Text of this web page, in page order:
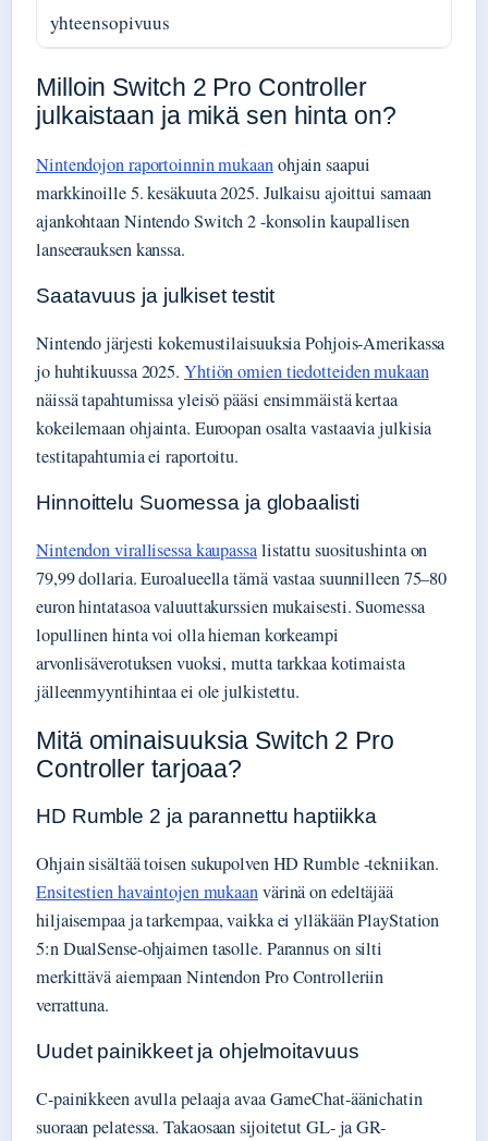
yhteensopivuus
Milloin Switch 2 Pro Controller
julkaistaan ja mikä sen hinta on?
Nintendojon raportoinnin mukaanohjain saapui
markkinoille 5. kesäkuuta 2025. Julkaisu ajoittui samaan
ajankohtaan Nintendo Switch 2 -konsolin kaupallisen
lanseerauksen kanssa.
Saatavuus ja julkiset testit
Nintendo järjesti kokemustilaisuuksia Pohjois-Amerikassa
jo huhtikuussa 2025. Yhtiön omien tiedotteiden mukaan
näissä tapahtumissa yleisö pääsi ensimmäistä kertaa
kokeilemaan ohjainta. Euroopan osalta vastaavia julkisia
testitapahtumia ei raportoitu.
Hinnoittelu Suomessa ja globaalisti
Nintendon virallisessa kaupassalistattu suositushinta on
79,99 dollaria. Euroalueella tämä vastaa suunnilleen 75–80
euron hintatasoa valuuttakurssien mukaisesti. Suomessa
lopullinen hinta voi olla hieman korkeampi
arvonlisäverotuksen vuoksi, mutta tarkkaa kotimaista
jälleenmyyntihintaa ei ole julkistettu.
Mitä ominaisuuksia Switch 2 Pro
Controller tarjoaa?
HD Rumble 2 ja parannettu haptiikka
Ohjain sisältää toisen sukupolven HD Rumble -tekniikan.
Ensitestien havaintojen mukaanvärinä on edeltäjää
hiljaisempaa ja tarkempaa, vaikka ei ylläkään PlayStation
5:n DualSense-ohjaimen tasolle. Parannus on silti
merkittävä aiempaan Nintendon Pro Controlleriin
verrattuna.
Uudet painikkeet ja ohjelmoitavuus
C-painikkeen avulla pelaaja avaa GameChat-äänichatin
suoraan pelatessa. Takaosaan sijoitetut GL- ja GR-